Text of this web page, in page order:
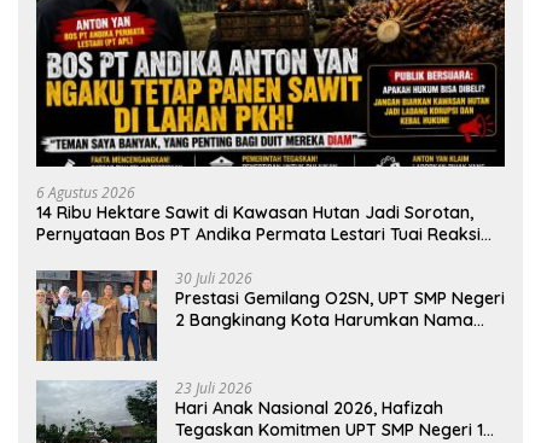
6 Agustus 2026
14 Ribu Hektare Sawit di Kawasan Hutan Jadi Sorotan,
Pernyataan Bos PT Andika Permata Lestari Tuai Reaksi
30 Juli 2026
Prestasi Gemilang O2SN, UPT SMP Negeri
2 Bangkinang Kota Harumkan Nama
23 Juli 2026
Hari Anak Nasional 2026, Hafizah
Tegaskan Komitmen UPT SMP Negeri 1